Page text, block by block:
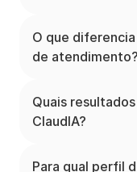
O que
de atendimento?
Quais
ClaudIA?
Para qual perfil